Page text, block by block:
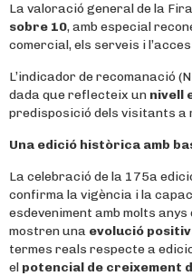
La valoració general de la
sobre 10, amb especial
comercial, els serveis i
L’indicador de recomanació
dada que reflecteix un nivell
predisposició dels visitants a
Una edició històrica amb
La celebració de la 175a
confirma la vigència i la
esdeveniment amb molts
mostren una evolució
termes reals respecte a
el potencial de creixement